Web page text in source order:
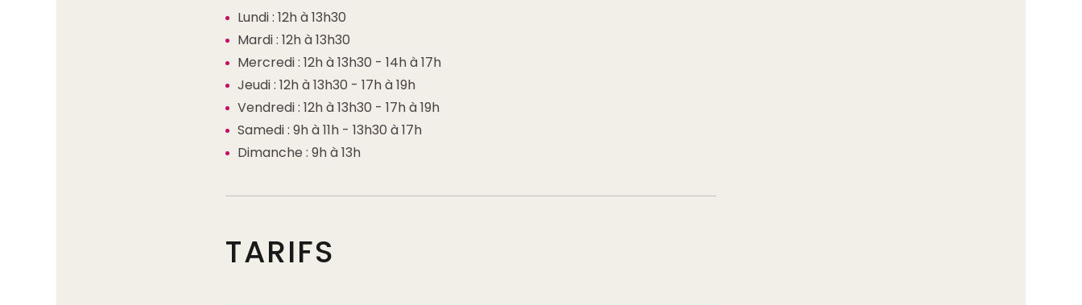
Lundi : 12h à 13h30
Mardi : 12h à 13h30
Mercredi : 12h à 13h30 - 14h à 17h
Jeudi : 12h à 13h30 - 17h à 19h
Vendredi : 12h à 13h30 - 17h à 19h
Samedi : 9h à 11h - 13h30 à 17h
Dimanche : 9h à 13h
TARIFS